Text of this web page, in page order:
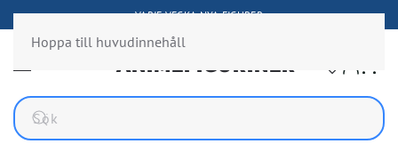
Hoppa till huvudinnehåll
FIGURER FRÅN ÖVER 300 ANIMESERIER